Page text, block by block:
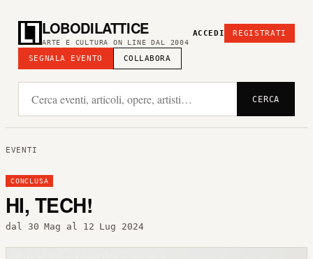
LOBODILATTICE
ARTE E CULTURA ON LINE DAL 2004
SEGNALA EVENTO COLLABORA
ACCEDI REGISTRATI
CERCA
EVENTI
CONCLUSA
HI, TECH!
dal 30 Mag al 12 Lug 2024